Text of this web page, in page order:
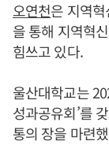
오연천은 지역
을 통해 지역혁
힘쓰고 있다.
울산대학교는
성과공유회’를
통의 장을 마련